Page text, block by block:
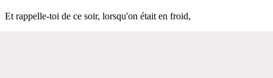
Et rappelle-toi de ce soir, lorsqu'on était en froid,